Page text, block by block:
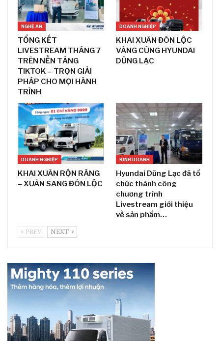
NGHỆ AN
TỔNG KẾT
LIVESTREAM THÁNG 7
TRÊN NỀN TẢNG
TIKTOK – TRỌN GIẢI
PHÁP CHO MỌI HÀNH
TRÌNH
DOANH NGHIỆP
KHAI XUÂN ĐÓN LỘC
VÀNG CÙNG HYUNDAI
DŨNG LẠC
DOANH NGHIỆP
KHAI XUÂN RỘN RÀNG
– XUÂN SANG ĐÓN LỘC
KINH DOANH
Hyundai Dũng Lạc đã tổ
chức thành công
chương trình
Livestream giới thiệu
về sản phẩm…
PREV NEXT